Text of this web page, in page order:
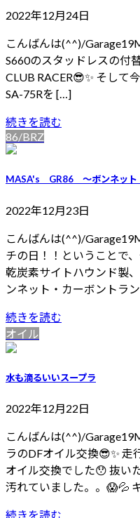
2022年12月24日
こんばんは(^^)/
S660のスタッドレスの付
CLUB RACER😎✨ そして
SA-75Rを […]
続きを読む
86/BRZ
MASA's GR86 ～ボンネット
2022年12月23日
こんばんは(^^)/
チの日！！ということで
乾炭素サイトハウンド製
ンネット・カーボントラ
続きを読む
オイル
水も滴るいいスープラ
2022年12月22日
こんばんは(^^)/
ラのDFオイル交換😎✨ 走
オイル交換でした😯 抜い
汚れていました。。😱💦
続きを読む